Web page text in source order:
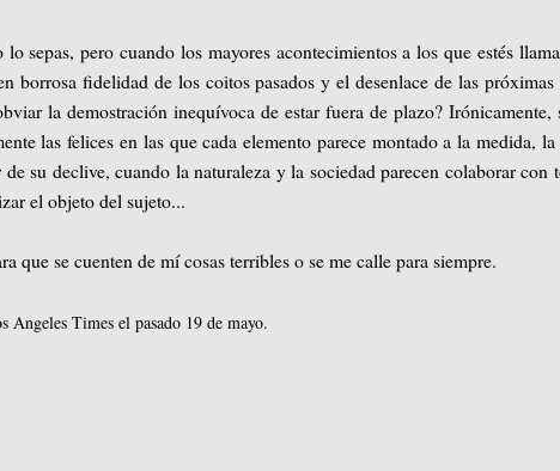
sepas, pero cuando los mayores acontecimientos a los que estés
borrosa fidelidad de los coitos pasados y el desenlace de las próximas
la demostración inequívoca de estar fuera de plazo? Irónicamente,
las felices en las que cada elemento parece montado a la medida,
su declive, cuando la naturaleza y la sociedad parecen colaborar con
el objeto del sujeto...
se cuenten de mí cosas terribles o se me calle para siempre.
Angeles Times el pasado 19 de mayo.